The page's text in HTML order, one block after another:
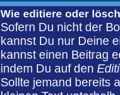
Wie editiere oder
Sofern Du nicht der
kannst Du nur Deine
kannst einen Beitrag
indem Du auf den
Sollte jemand bereits